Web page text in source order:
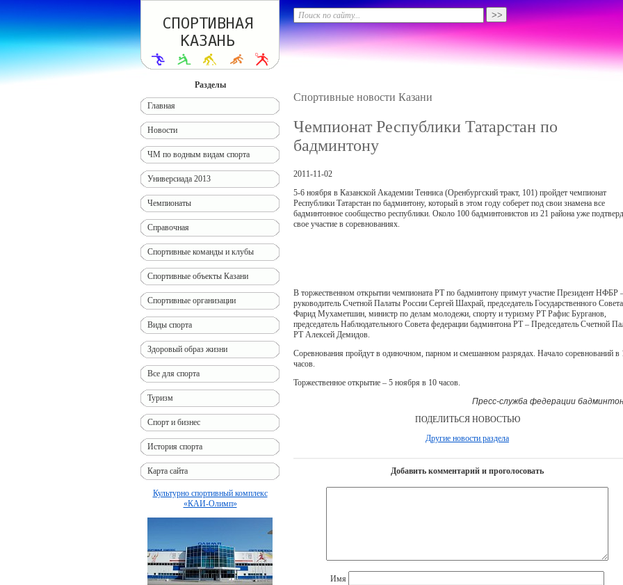
Спортивные новости Казани
Чемпионат Республики Татарстан по
бадминтону
2011-11-02
5-6 ноября в Казанской Академии Тенниса (Оренбургский тракт, 101) пройдет чемпионат
Республики Татарстан по бадминтону, который в этом году соберет под свои знамена все
бадминтонное сообщество республики. Около 100 бадминтонистов из 21 района уже
свое участие в соревнованиях.
В торжественном открытии чемпионата РТ по бадминтону примут участие Президент НФБР
руководитель Счетной Палаты России Сергей Шахрай, председатель Государственного
Фарид Мухаметшин, министр по делам молодежи, спорту и туризму РТ Рафис Бурганов,
председатель Наблюдательного Совета федерации бадминтона РТ – Председатель Счетной
РТ Алексей Демидов.
Соревнования пройдут в одиночном, парном и смешанном разрядах. Начало соревнований в
часов.
Торжественное открытие – 5 ноября в 10 часов.
Пресс-служба федерации
ПОДЕЛИТЬСЯ НОВОСТЬЮ
Другие новости раздела
Добавить комментарий и проголосовать
Имя
Разделы
Главная
Новости
ЧМ по водным видам спорта
Универсиада 2013
Чемпионаты
Справочная
Спортивные команды и клубы
Спортивные объекты Казани
Спортивные организации
Виды спорта
Здоровый образ жизни
Все для спорта
Туризм
Спорт и бизнес
История спорта
Карта сайта
Культурно спортивный комплекс
«КАИ-Олимп»